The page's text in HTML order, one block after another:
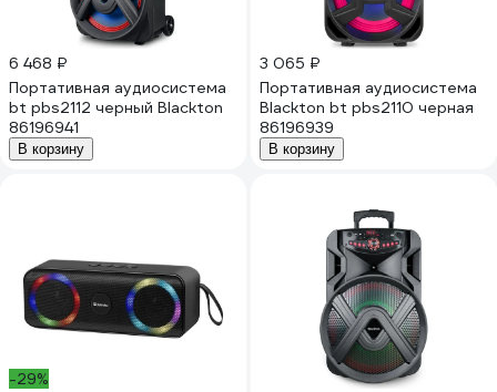
6 468 ₽
Портативная аудиосистема
bt pbs2112 черный Blackton
86196941
В корзину
3 065 ₽
Портативная аудиосистема
Blackton bt pbs2110 черная
86196939
В корзину
-29%